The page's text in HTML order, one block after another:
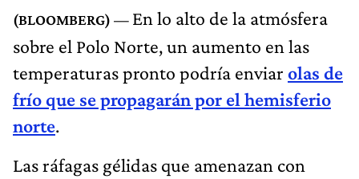
En lo alto de la atmósfera
sobre el Polo Norte, un aumento en las
temperaturas pronto podría enviar olas de
frío que se propagarán por el hemisferio
norte.
Las ráfagas gélidas que amenazan con